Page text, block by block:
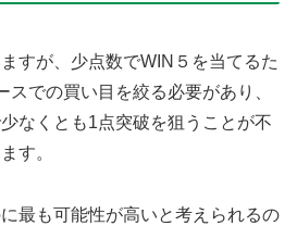
すが、少点数でWIN５を当てるた
での買い目を絞る必要があり、
なくとも1点突破を狙うことが不
す。
最も可能性が高いと考えられるの